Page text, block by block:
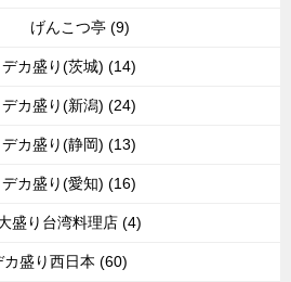
げんこつ亭 (9)
デカ盛り(茨城) (14)
デカ盛り(新潟) (24)
デカ盛り(静岡) (13)
デカ盛り(愛知) (16)
盛り台湾料理店 (4)
カ盛り西日本 (60)